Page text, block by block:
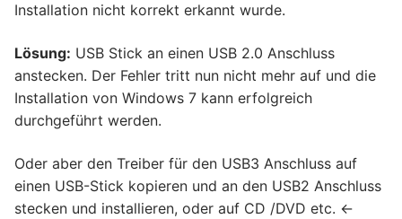
Installation nicht korrekt erkannt wurde.
Lösung: USB Stick an einen USB 2.0 Anschluss
anstecken. Der Fehler tritt nun nicht mehr auf und die
Installation von Windows 7 kann erfolgreich
durchgeführt werden.
Oder aber den Treiber für den USB3 Anschluss auf
einen USB-Stick kopieren und an den USB2 Anschluss
stecken und installieren, oder auf CD /DVD etc. <-